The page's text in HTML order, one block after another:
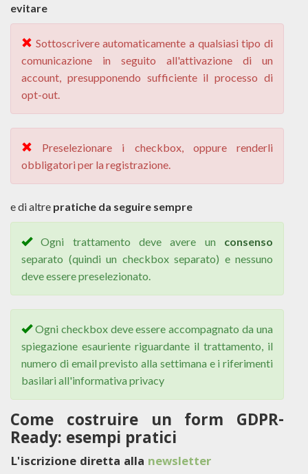
evitare
Sottoscrivere automaticamente a qualsiasi tipo di
comunicazione in seguito all'attivazione di un
account, presupponendo sufficiente il processo di
opt-out.
Preselezionare i checkbox, oppure renderli
obbligatori per la registrazione.
e di altre pratiche da seguire sempre
Ogni trattamento deve avere un consenso
separato (quindi un checkbox separato) e nessuno
deve essere preselezionato.
Ogni checkbox deve essere accompagnato da una
spiegazione esauriente riguardante il trattamento, il
numero di email previsto alla settimana e i riferimenti
basilari all'informativa privacy
Come costruire un form GDPR-
Ready: esempi pratici
L'iscrizione diretta alla newsletter